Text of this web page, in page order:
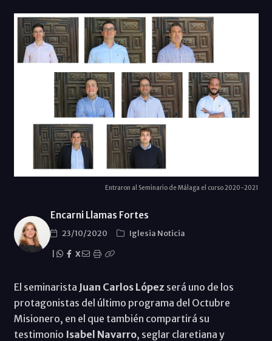
Entraron al Seminario de Málaga el curso 2020-2021
Encarni Llamas Fortes
23/10/2020
Iglesia Noticia
X
El seminarista Juan Carlos López será uno de los
protagonistas del último programa del Octubre
Misionero, en el que también compartirá su
testimonio Isabel Navarro, seglar claretiana y